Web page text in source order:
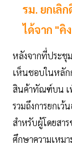
รม. ยกเลิ
ได้จาก "คิ
หลังจากที่ประชุ
เห็นชอบในหลัก
สินค้าทัณฑ์บน เ
รวมถึงการยกเว้
สำหรับผู้โดยสาร
ศึกษาความเหมา